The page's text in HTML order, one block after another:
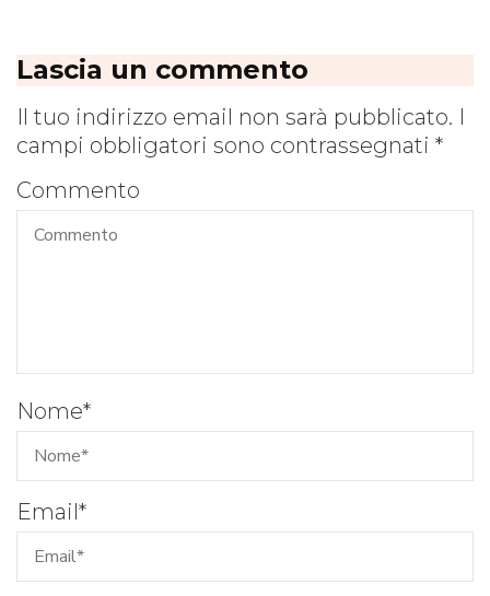
Lascia un commento
Il tuo indirizzo email non sarà pubblicato. I
campi obbligatori sono contrassegnati *
Commento
Nome*
Email*